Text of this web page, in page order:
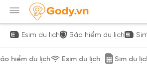
Esim du lịch Bảo hiểm du lịch
hiểm du lịch Esim du lịch Sim du